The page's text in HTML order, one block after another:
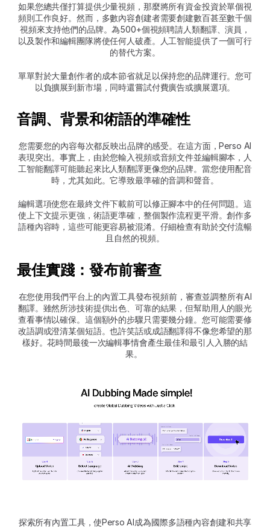
如果您總共僅打算提供少量視頻，那麼將所有資金投資於單個視
頻則工作良好。然而，多數內容創建者需要創建數百甚至數千個
視頻來支持他們的品牌。為500+個視頻聘請人類翻譯、演員，
以及製作和編輯團隊將使任何人破產。人工智能提供了一個可行
的替代方案。
單單對於大量創作者的成本節省就足以保持您的品牌運行。您可
以負擴展到新市場，同時還嘗試付費廣告或擴展選項。
音調、背景和術語的準確性
您需要您的內容每次都反映出品牌的感受。在這方面，Perso AI
表現突出。事實上，由於您輸入視頻或音頻文件並編輯腳本，人
工智能翻譯可能聽起來比人類翻譯更像您的品牌。當您使用配音
時，尤其如此。它導致最準確的音調和聲音。
編輯選項使您在最終文件下載前可以修正腳本中的任何問題。這
使上下文提示更強，術語更準確，整個製作流程更平滑。創作多
語種內容時，這些可能更容易被混淆。仔細檢查有助於交付流暢
且自然的視頻。
最佳實踐：發布前審查
在您使用我們平台上的內置工具發布視頻前，審查並調整所有AI
翻譯。雖然所涉技術提供出色、可靠的結果，但幫助用人的眼光
查看事情以確保。這個額外的步驟只需要幾分鐘。您可能需要修
改語調或澄清某個短語。也許笑話或成語翻譯得不像您希望的那
樣好。花時間最後一次編輯事情會產生最佳和最引人入勝的結
果。
探索所有內置工具，使Perso AI成為國際多語種內容創建和共享